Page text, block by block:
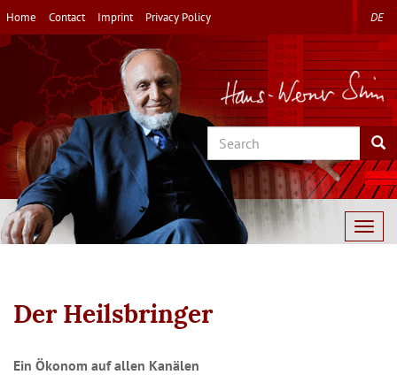
Skip
to
main
Home Contact Imprint Privacy Policy DE
Search
Der Heilsbringer
Ein Ökonom auf allen Kanälen